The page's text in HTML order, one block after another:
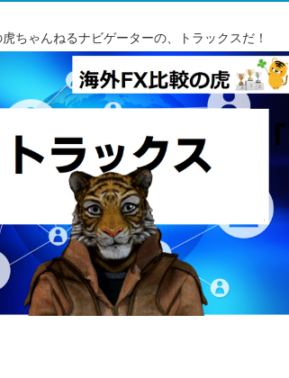
ちゃんねるナビゲーターの、トラックスだ！